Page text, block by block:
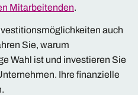
Mitarbeitenden.
auch
Sie, warum
Wahl ist und investieren Sie
Ihre finanzielle